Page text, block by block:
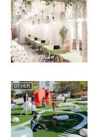
OTHER